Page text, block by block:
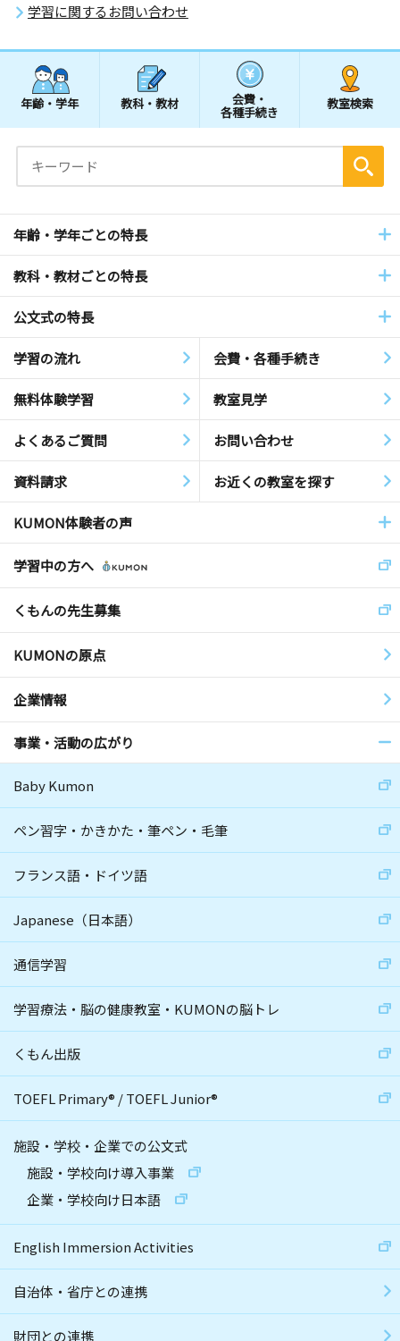
学習に関するお問い合わせ
年齢・学年 教科・教材 会費・
各種手続き
教室検索
年齢・学年ごとの特長
教科・教材ごとの特長
公文式の特長
学習の流れ 会費・各種手続き
無料体験学習 教室見学
よくあるご質問 お問い合わせ
資料請求 お近くの教室を探す
KUMON体験者の声
学習中の方へ
くもんの先生募集
KUMONの原点
企業情報
事業・活動の広がり
Baby Kumon
ペン習字・かきかた・筆ペン・毛筆
フランス語・ドイツ語
Japanese（日本語）
通信学習
学習療法・脳の健康教室・KUMONの脳トレ
くもん出版
TOEFL Primary® /TOEFL Junior®
施設・学校・企業での公文式
施設・学校向け導入事業
企業・学校向け日本語
English Immersion Activities
自治体・省庁との連携
財団との連携